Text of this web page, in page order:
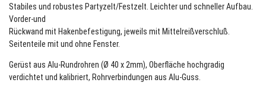
Stabiles und robustes Partyzelt/Festzelt. Leichter und schneller Aufbau.
Vorder-und
Rückwand mit Hakenbefestigung, jeweils mit Mittelreißverschluß.
Seitenteile mit und ohne Fenster.
Gerüst aus Alu-Rundrohren (Ø 40 x 2mm), Oberfläche hochgradig
verdichtet und kalibriert, Rohrverbindungen aus Alu-Guss.